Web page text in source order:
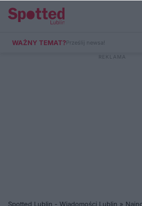
WAŻNY TEMAT?Prześlij newsa!
Spotted Lublin - Wiadomości Lublin »